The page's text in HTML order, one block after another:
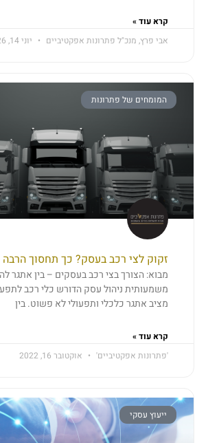
קרא עוד »
אבי פרץ, מנכ"ל פתרונות אפקטיביים
יוני 14, 2026
המומחים של פתרונות
זקוק לצי רכב בעסק? כך תחסוך
מבוא: הצורך בצי רכב בעסקים – בין אתגר
משמעותית ניהול עסק הדורש כלי רכב
מציב אתגר כלכלי ותפעולי לא פשוט. בין
קרא עוד »
'פתרונות אפקטיביים'
אוקטובר 16, 2022
ייעוץ עסקי